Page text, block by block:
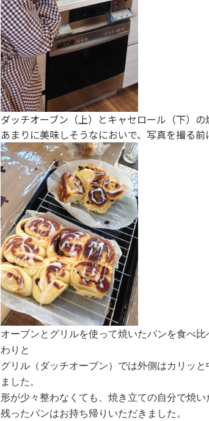
ダッチオーブン（上）とキャセロール（下）の
あまりに美味しそうなにおいで、写真を撮る
オーブンとグリルを使って焼いたパンを食べ
わりと
グリル（ダッチオーブン）では外側はカリッ
ました。
形が少々整わなくても、焼き立ての自分で焼い
残ったパンはお持ち帰りいただきました。